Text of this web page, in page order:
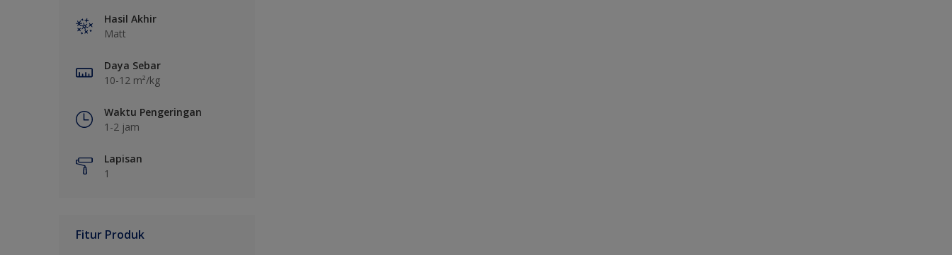
Hasil Akhir
Matt
Daya Sebar
10-12 m²/kg
Waktu Pengeringan
1-2 jam
Lapisan
1
Fitur Produk